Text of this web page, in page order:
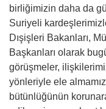
birliğimizin daha da
Suriyeli
Dışişleri Bakanları,
Başkanları olarak
görüşmeler,
yönleriyle ele
bütünlüğünün